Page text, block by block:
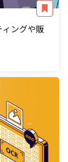
ングや販